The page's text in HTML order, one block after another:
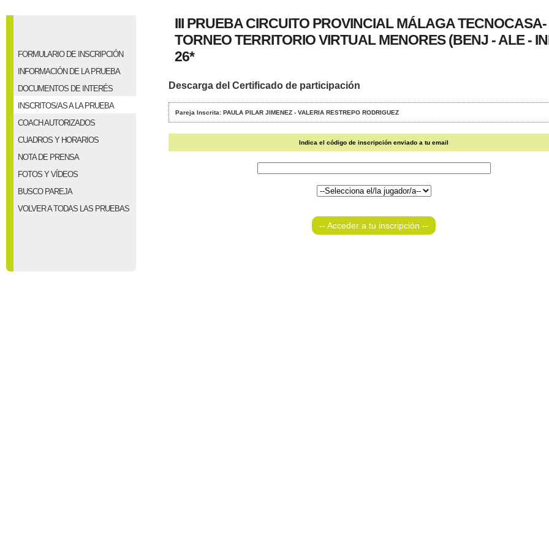
FORMULARIO DE INSCRIPCIÓN
INFORMACIÓN DE LA PRUEBA
DOCUMENTOS DE INTERÉS
INSCRITOS/AS A LA PRUEBA
COACH AUTORIZADOS
CUADROS Y HORARIOS
NOTA DE PRENSA
FOTOS Y VÍDEOS
BUSCO PAREJA
VOLVER A TODAS LAS PRUEBAS
III PRUEBA CIRCUITO PROVINCIAL MÁLAGA TECNOCASA-
TORNEO TERRITORIO VIRTUAL MENORES (BENJ - ALE -
26*
Descarga del Certificado de participación
Pareja Inscrita: PAULA PILAR JIMENEZ - VALERIA RESTREPO RODRIGUEZ
Indica el código de inscripción enviado a tu email
-- Acceder a tu inscripción --